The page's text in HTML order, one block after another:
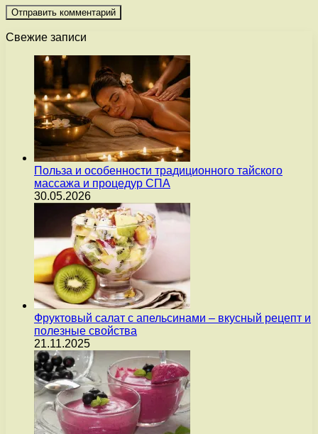
Свежие записи
Польза и особенности традиционного тайского
массажа и процедур СПА
30.05.2026
Фруктовый салат с апельсинами – вкусный рецепт и
полезные свойства
21.11.2025